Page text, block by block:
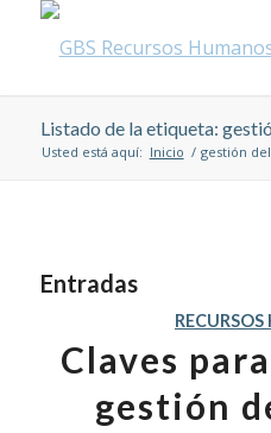
Listado de la etiqueta:
Usted está aquí: Inicio / gestión
Entradas
Claves
gestión